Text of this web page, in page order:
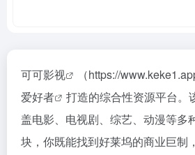
可可影视 （https://
爱好者
打造的综合性资源平台。
盖电影、电视剧、综艺、动漫等多
块，你既能找到好莱坞的商业巨制